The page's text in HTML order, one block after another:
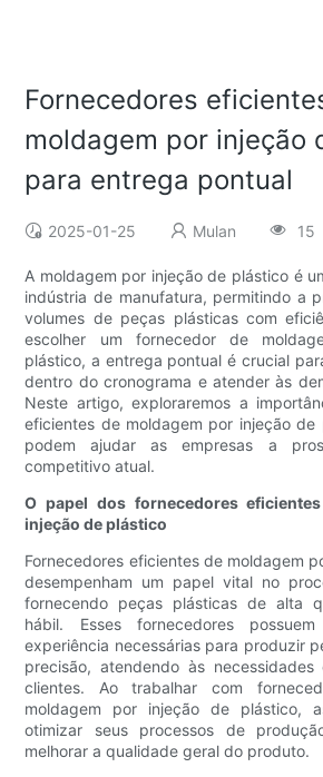
Fornecedores
moldagem por injeção
para entrega pontual
2025-01-25 Mulan 15
A moldagem por injeção de plástico é
indústria de manufatura, permitindo a
volumes de peças plásticas com
escolher um fornecedor de
plástico, a entrega pontual é crucial
dentro do cronograma e atender às
Neste artigo, exploraremos a
eficientes de moldagem por injeção de
podem ajudar as empresas a
competitivo atual.
O papel dos fornecedores
injeção de plástico
Fornecedores eficientes de moldagem
desempenham um papel vital no
fornecendo peças plásticas de alta
hábil. Esses fornecedores
experiência necessárias para produzir
precisão, atendendo às
clientes. Ao trabalhar com
moldagem por injeção de plástico,
otimizar seus processos de
melhorar a qualidade geral do produto.